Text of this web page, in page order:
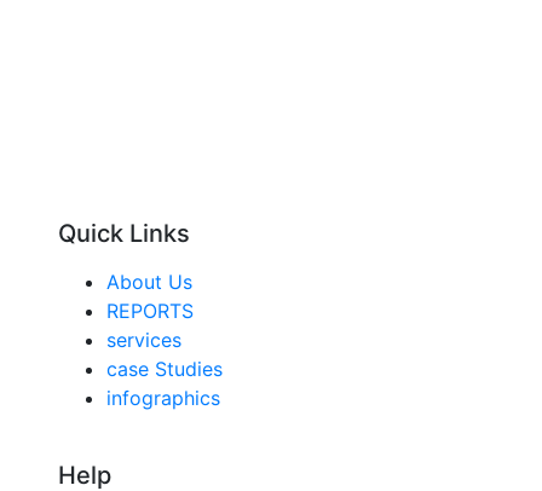
Quick Links
About Us
REPORTS
services
case Studies
infographics
Help